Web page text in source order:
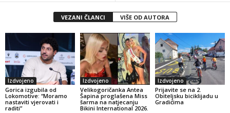
VEZANI ČLANCI VIŠE OD AUTORA
Izdvojeno
Gorica izgubila od
Lokomotive: “Moramo
nastaviti vjerovati i
raditi”
Izdvojeno
Velikogoričanka Antea
Šapina proglašena Miss
šarma na natjecanju
Bikini International 2026.
Izdvojeno
Prijavite se na 2.
Obiteljsku biciklijadu u
Gradićima